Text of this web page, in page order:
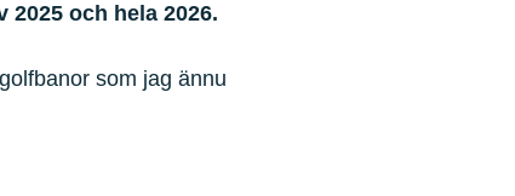
och hela 2026.
som jag ännu